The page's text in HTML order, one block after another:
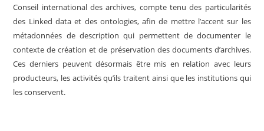
Conseil international des archives, compte tenu des particularités
des Linked data et des ontologies, afin de mettre l’accent sur les
métadonnées de description qui permettent de documenter le
contexte de création et de préservation des documents d’archives.
Ces derniers peuvent désormais être mis en relation avec leurs
producteurs, les activités qu’ils traitent ainsi que les institutions qui
les conservent.